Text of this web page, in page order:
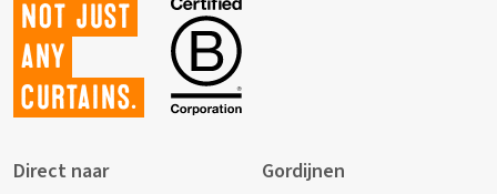
Not just
any
curtains.
Direct naar
Gordijnen